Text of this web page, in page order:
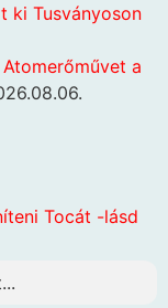
ki Tusványoson
a
Tocát -lásd